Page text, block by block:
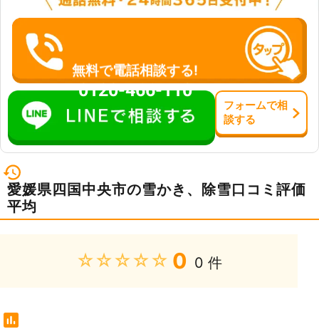
無料で電話相談する!
0120-466-110
フォームで相
談する
愛媛県四国中央市の雪かき、除雪口コミ評価
平均
★★★★★ 0 0 件